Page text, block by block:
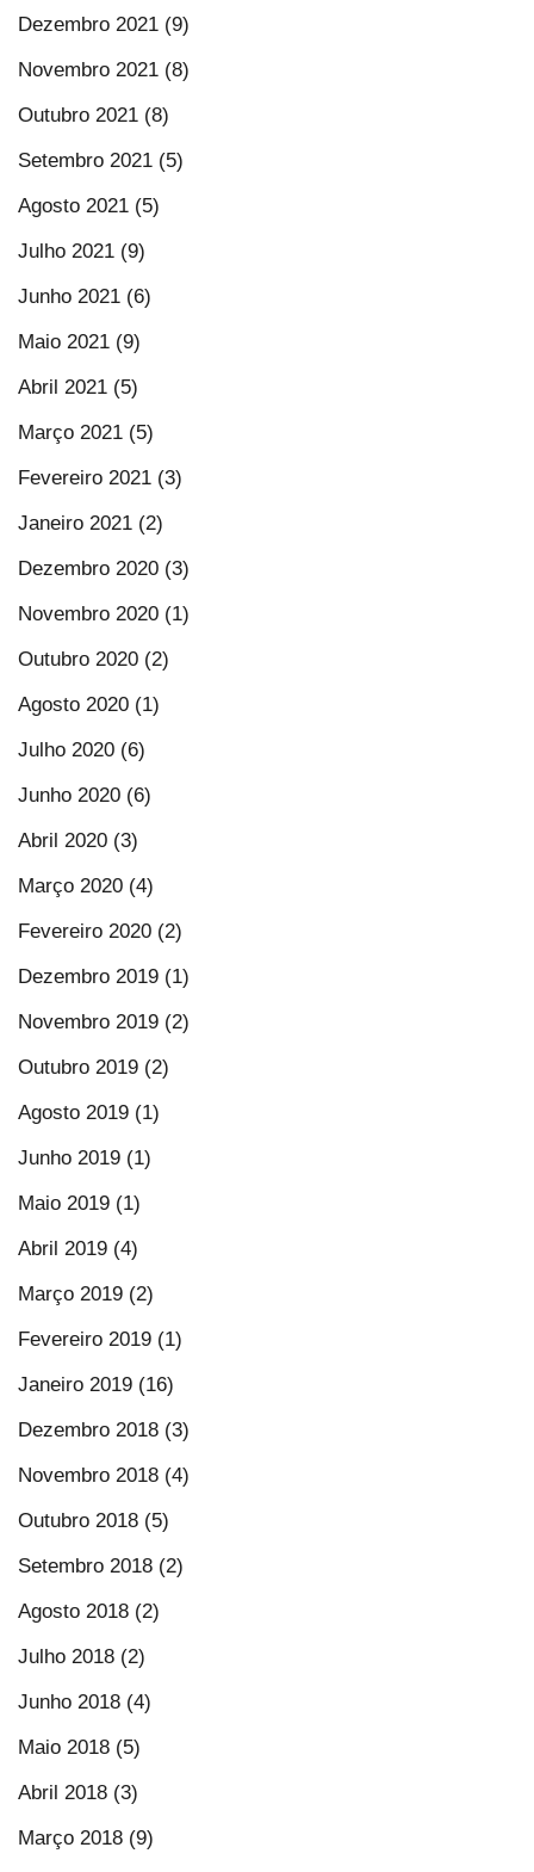
Dezembro 2021 (9)
Novembro 2021 (8)
Outubro 2021 (8)
Setembro 2021 (5)
Agosto 2021 (5)
Julho 2021 (9)
Junho 2021 (6)
Maio 2021 (9)
Abril 2021 (5)
Março 2021 (5)
Fevereiro 2021 (3)
Janeiro 2021 (2)
Dezembro 2020 (3)
Novembro 2020 (1)
Outubro 2020 (2)
Agosto 2020 (1)
Julho 2020 (6)
Junho 2020 (6)
Abril 2020 (3)
Março 2020 (4)
Fevereiro 2020 (2)
Dezembro 2019 (1)
Novembro 2019 (2)
Outubro 2019 (2)
Agosto 2019 (1)
Junho 2019 (1)
Maio 2019 (1)
Abril 2019 (4)
Março 2019 (2)
Fevereiro 2019 (1)
Janeiro 2019 (16)
Dezembro 2018 (3)
Novembro 2018 (4)
Outubro 2018 (5)
Setembro 2018 (2)
Agosto 2018 (2)
Julho 2018 (2)
Junho 2018 (4)
Maio 2018 (5)
Abril 2018 (3)
Março 2018 (9)